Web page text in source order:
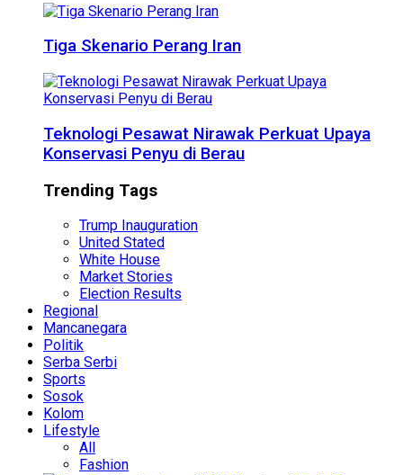
Tiga Skenario Perang Iran
Teknologi Pesawat Nirawak Perkuat Upaya
Konservasi Penyu di Berau
Trending Tags
Trump Inauguration
United Stated
White House
Market Stories
Election Results
Regional
Mancanegara
Politik
Serba Serbi
Sports
Sosok
Kolom
Lifestyle
All
Fashion